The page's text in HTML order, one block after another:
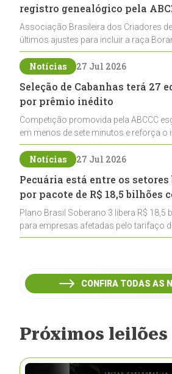
registro genealógico pela
Associação Brasileira dos Criadores
últimos ajustes para incluir a raça
de registros, abrindo caminho para
pecuária nacional
Notícias 27 Jul 2026
Seleção de Cabanhas terá 27
por prêmio inédito
Competição promovida pela ABCCC
em menos de sete minutos e reforça o
cabanhas na seleção genética de
ao laço
Notícias 27 Jul 2026
Pecuária está entre os
por pacote de R$ 18,5 bilhões
Plano Brasil Soberano 3 libera R$ 18,5
para empresas afetadas pelo tarifaço
inclui a pecuária entre os setores
CONFIRA TODAS AS
Próximos leilões